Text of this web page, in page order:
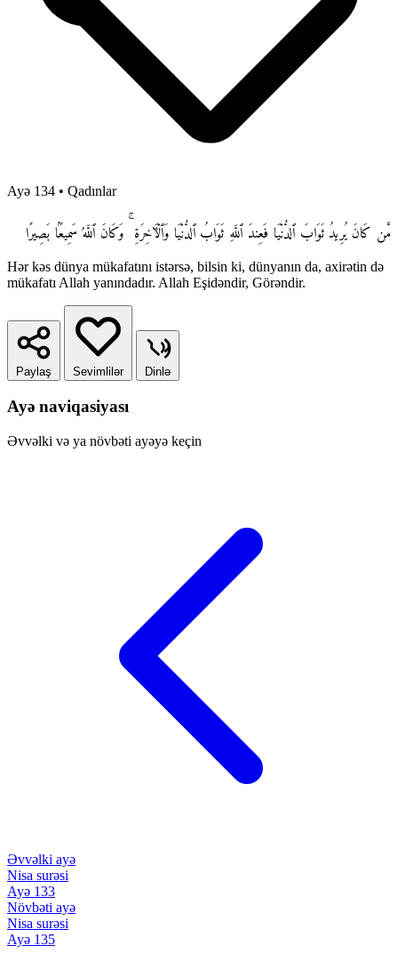
Ayə 134 • Qadınlar
مَّن كَانَ يُرِيدُ ثَوَابَ ٱلدُّنْيَا فَعِندَ ٱللَّهِ ثَوَابُ ٱلدُّنْيَا وَٱلْـَٔاخِرَةِ ۚ وَكَانَ ٱللَّهُ سَمِيعًۢا بَصِيرًا
Hər kəs dünya mükafatını istərsə, bilsin ki, dünyanın da, axirətin də
mükafatı Allah yanındadır. Allah Eşidəndir, Görəndir.
Paylaş Sevimlilər Dinlə
Ayə naviqasiyası
Əvvəlki və ya növbəti ayəyə keçin
Əvvəlki ayə
Nisa surəsi
Ayə 133
Növbəti ayə
Nisa surəsi
Ayə 135